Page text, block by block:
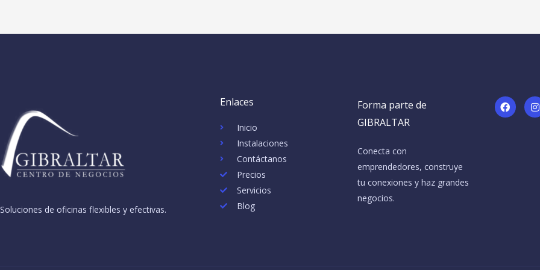
Soluciones de oficinas flexibles y efectivas.
Enlaces
Inicio
Instalaciones
Contáctanos
Precios
Servicios
Blog
Forma parte de
GIBRALTAR
Conecta con
emprendedores, construye
tu conexiones y haz grandes
negocios.
F
a
c
I
n
s